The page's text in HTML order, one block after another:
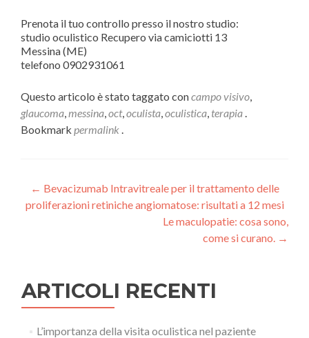
Prenota il tuo controllo presso il nostro studio:
studio oculistico Recupero via camiciotti 13
Messina (ME)
telefono 0902931061
Questo articolo è stato taggato concampo visivo,
glaucoma,messina,oct,oculista,oculistica, terapia .
Bookmark permalink .
Navigazione articoli
← Bevacizumab Intravitreale per il trattamento delle
proliferazioni retiniche angiomatose: risultati a 12 mesi
Le maculopatie: cosa sono,
come si curano. →
ARTICOLI RECENTI
L’importanza della visita oculistica nel paziente